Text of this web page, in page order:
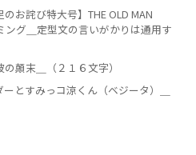
お詫び特大号】THE OLD MAN
ング＿定型文の言いがかりは通用す
顛末＿（２１６文字）
とすみっコ涼くん（ベジータ）＿